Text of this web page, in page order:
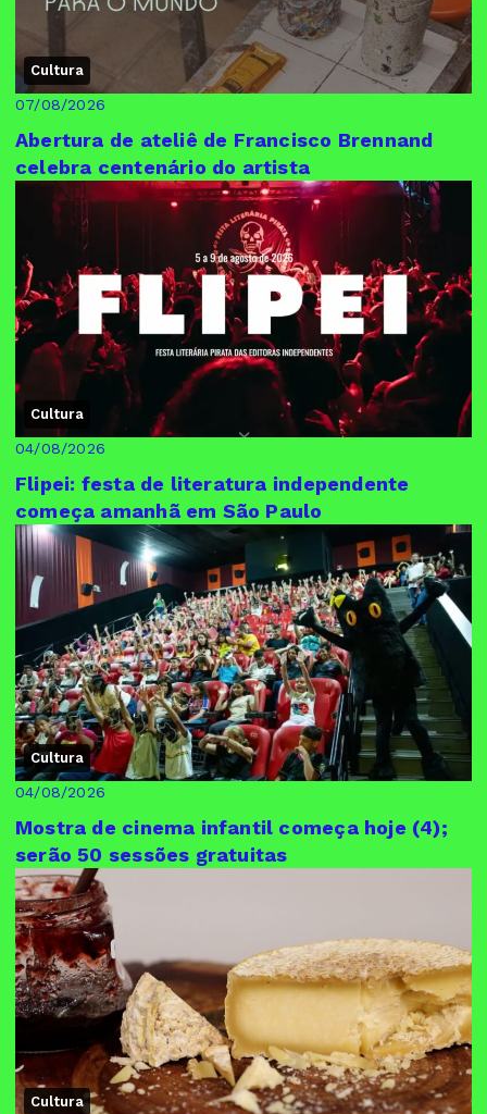
Cultura
07/08/2026
Abertura de ateliê de Francisco Brennand
celebra centenário do artista
Cultura
04/08/2026
Flipei: festa de literatura independente
começa amanhã em São Paulo
Cultura
04/08/2026
Mostra de cinema infantil começa hoje (4);
serão 50 sessões gratuitas
Cultura